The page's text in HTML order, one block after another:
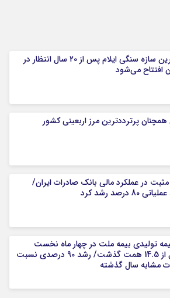
بزرگترین سازه سنگی ایلام پس از ۲۰ سال انتظار در
افتتاح می‌شود
همچنان پرترددترین مرز اربعینی کشور
مثبت در عملکرد مالی بانک صادرات ایران/
80 درصد رشد کرد
تولیدی بیمه ملت در چهار ماه نخست
امسال از 14.5 همت گذشت/ رشد 90 درصدی نسبت
مشابه سال گذشته